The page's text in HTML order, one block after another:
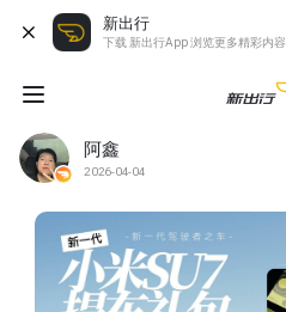
新出行
下载 新出行App 浏览更多精彩内容
阿鑫
2026-04-04